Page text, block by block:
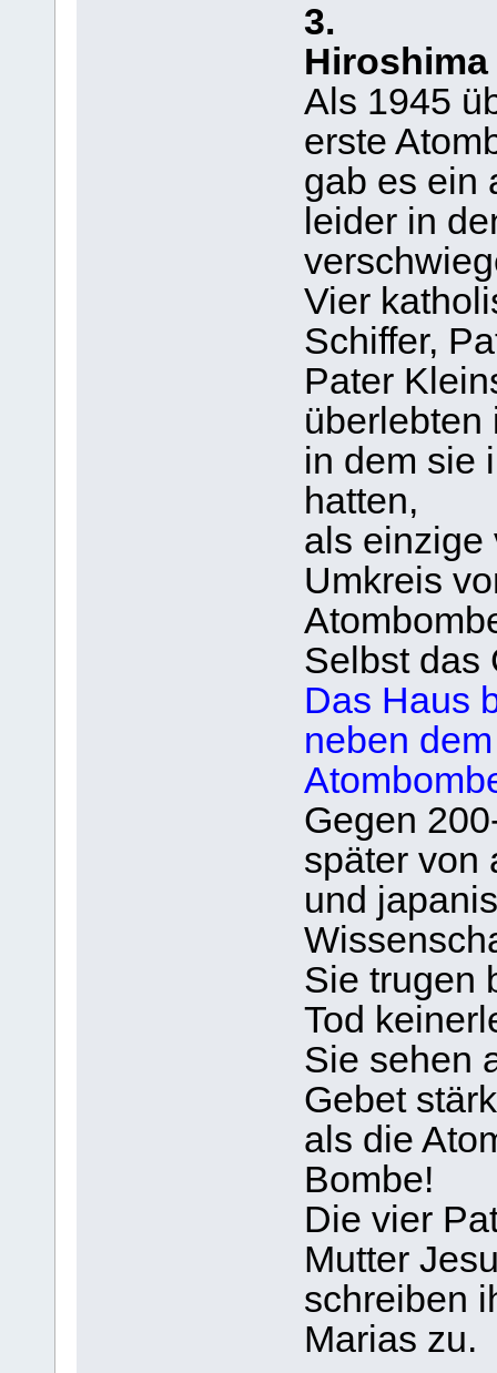
3.
Hiroshima
Als 1945
erste
gab es ein
leider in
Vier
Schiffer,
Pater
überlebten
in dem sie
hatten,
als einzige
Umkreis
Selbst das
Das Haus
neben
Gegen
später von
und
Sie trugen
Tod
Sie sehen
Gebet
als die
Bombe!
Die vier
Mutter
schreiben
Marias zu.